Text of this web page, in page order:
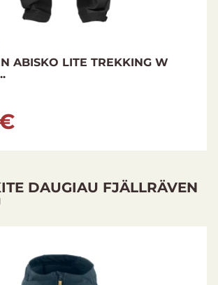
ABISKO LITE TREKKING W
DAUGIAU FJÄLLRÄVEN